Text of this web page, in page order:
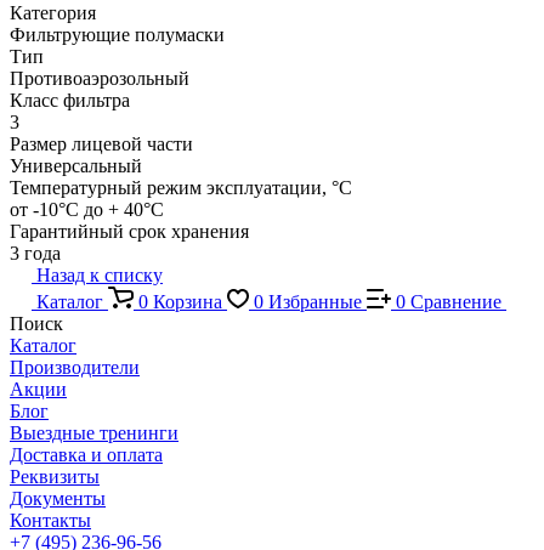
Категория
Фильтрующие полумаски
Тип
Противоаэрозольный
Класс фильтра
3
Размер лицевой части
Универсальный
Температурный режим эксплуатации, °C
от -10°С до + 40°С
Гарантийный срок хранения
3 года
Назад к списку
Каталог
0 Корзина 0 Избранные 0 Сравнение
Поиск
Каталог
Производители
Акции
Блог
Выездные тренинги
Доставка и оплата
Реквизиты
Документы
Контакты
+7 (495) 236-96-56